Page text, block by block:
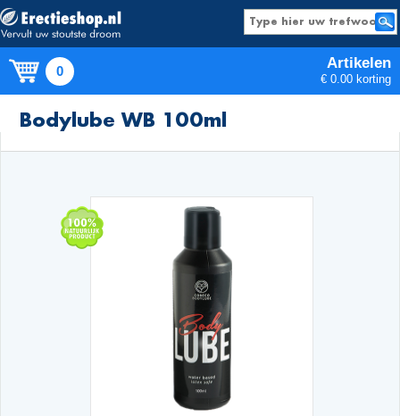
0 Artikelen
€ 0.00 korting
Producten
Bodylube WB 100ml